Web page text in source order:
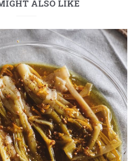
ALSO LIKE